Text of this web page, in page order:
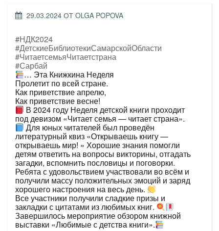
ОПУБЛИКОВАНО
29.03.2024 ОТ OLGA POPOVA
#НДК2024
#ДетскиеБиблиотекиСамарскойОбласти
#ЧитаетсемьяЧитаетстрана
#Сарбай
… Эта Книжкина Неделя
Пролетит по всей стране.
Как приветствие апрелю,
Как приветствие весне!
В 2024 году Неделя детской книги проходит
под девизом «Читает семья — читает страна».
Для юных читателей был проведён
литературный квиз «Открываешь книгу —
открываешь мир! » Хорошие знания помогли
детям ответить на вопросы викторины, отгадать
загадки, вспомнить пословицы и поговорки.
Ребята с удовольствием участвовали во всём и
получили массу положительных эмоций и заряд
хорошего настроения на весь день.
Все участники получили сладкие призы и
закладки с цитатами из любимых книг.
Завершилось мероприятие обзором книжной
выставки «Любимые с детства книги».